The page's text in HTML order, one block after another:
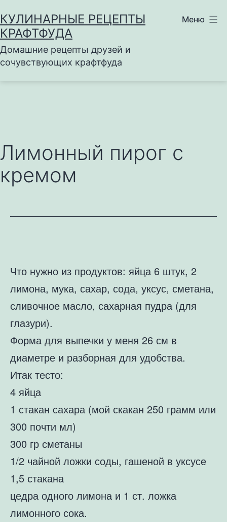
к
содержимому
КУЛИНАРНЫЕ РЕЦЕПТЫ
КРАФТФУДА
Домашние рецепты друзей и
сочувствующих крафтфуда
Меню
Лимонный пирог с
кремом
Что нужно из продуктов: яйца 6 штук, 2
лимона, мука, сахар, сода, уксус, сметана,
сливочное масло, сахарная пудра (для
глазури).
Форма для выпечки у меня 26 см в
диаметре и разборная для удобства.
Итак тесто:
4 яйца
1 стакан сахара (мой скакан 250 грамм или
300 почти мл)
300 гр сметаны
1/2 чайной ложки соды, гашеной в уксусе
1,5 стакана
цедра одного лимона и 1 ст. ложка
лимонного сока.